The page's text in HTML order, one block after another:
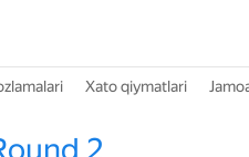
Xato qiymatlari